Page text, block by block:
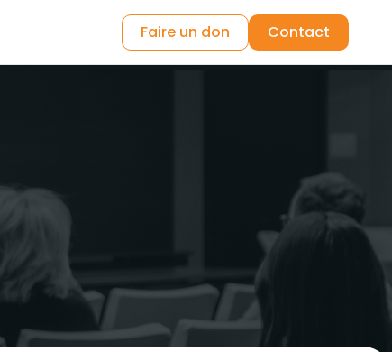
Faire un don Contact